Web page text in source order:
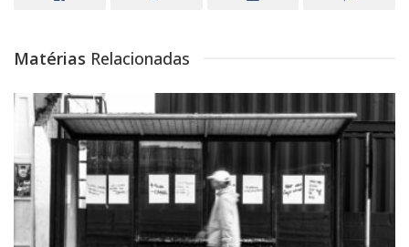
Matérias Relacionadas